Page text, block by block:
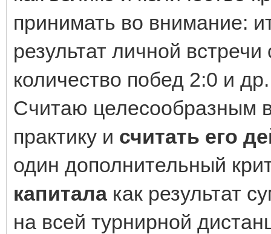
принимать во внимание:
результат личной
количество побед 2:0 и др.
Считаю целесообразным
практику и считать его
один дополнительный
капитала как результат
на всей турнирной